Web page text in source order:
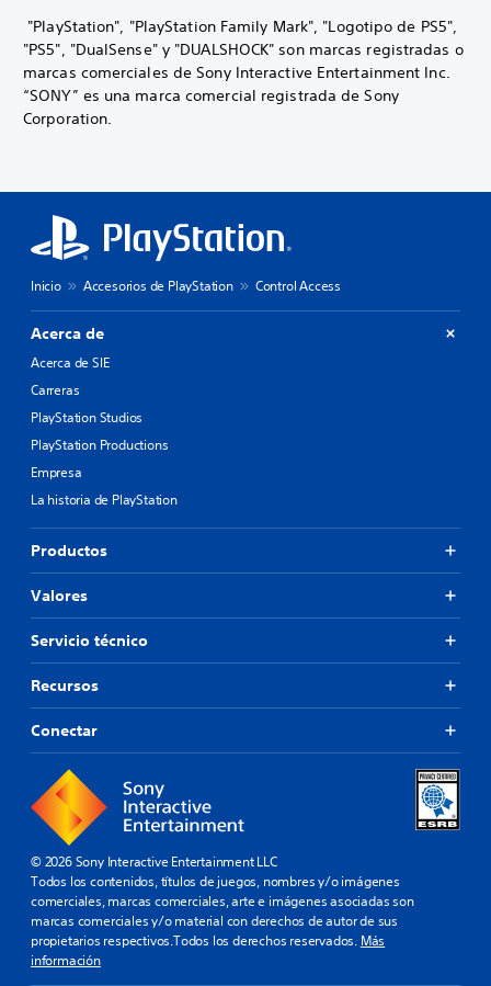
"PlayStation", "PlayStation Family Mark", "Logotipo de PS5",
"PS5", "DualSense" y "DUALSHOCK" son marcas registradas o
marcas comerciales de Sony Interactive Entertainment Inc.
“SONY” es una marca comercial registrada de Sony
Corporation.
Inicio Accesorios de PlayStation Control Access
Acerca de
Acerca de SIE
Carreras
PlayStation Studios
PlayStation Productions
Empresa
La historia de PlayStation
Productos
Valores
Servicio técnico
Recursos
Conectar
© 2026 Sony Interactive Entertainment LLC
Todos los contenidos, títulos de juegos, nombres y/o imágenes
comerciales, marcas comerciales, arte e imágenes asociadas son
marcas comerciales y/o material con derechos de autor de sus
propietarios respectivos.Todos los derechos reservados. Más
información